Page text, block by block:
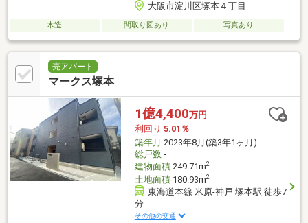
大阪市淀川区塚本４丁目
木造 間取り図あり 写真あり
売アパート
マークス塚本
1億4,400万円
利回り 5.01％
築年月 2023年8月(築3年1ヶ月)
総戸数-
建物面積249.71m2
土地面積180.93m2
東海道本線 米原-神戸 塚本駅 徒歩7
分
その他の交通